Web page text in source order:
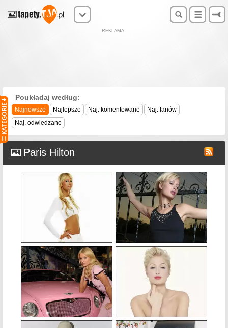
REKLAMA
Poukładaj według:
Najnowsze Najlepsze Naj. komentowane
Naj. fanów
Naj. odwiedzane
Paris Hilton